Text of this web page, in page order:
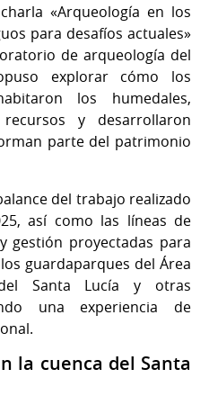
«Arqueología en los
para desafíos actuales»
de arqueología del
explorar cómo los
los humedales,
y desarrollaron
parte del patrimonio
del trabajo realizado
así como las líneas de
gestión proyectadas para
guardaparques del Área
Santa Lucía y otras
una experiencia de
la cuenca del Santa